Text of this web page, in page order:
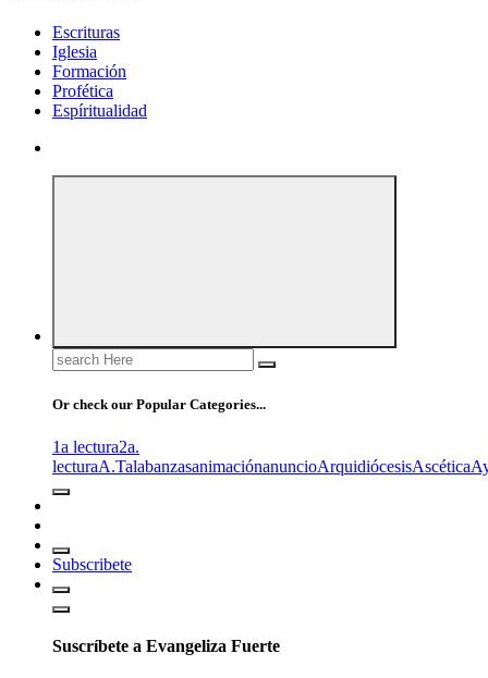
Escrituras
Iglesia
Formación
Profética
Espíritualidad
Search
for:
Or check our Popular Categories...
1a lectura2a.
lecturaA.TalabanzasanimaciónanuncioArquidiócesisAscética
Subscribete
Suscríbete a Evangeliza Fuerte